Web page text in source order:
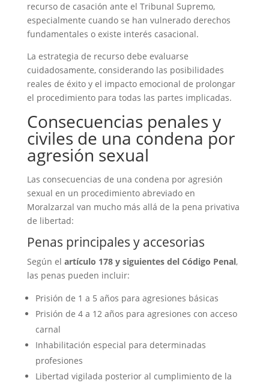
recurso de casación ante el Tribunal Supremo,
especialmente cuando se han vulnerado derechos
fundamentales o existe interés casacional.
La estrategia de recurso debe evaluarse
cuidadosamente, considerando las posibilidades
reales de éxito y el impacto emocional de prolongar
el procedimiento para todas las partes implicadas.
Consecuencias penales y
civiles de una condena por
agresión sexual
Las consecuencias de una condena por agresión
sexual en un procedimiento abreviado en
Moralzarzal van mucho más allá de la pena privativa
de libertad:
Penas principales y accesorias
Según el artículo 178 y siguientes del Código Penal,
las penas pueden incluir:
Prisión de 1 a 5 años para agresiones básicas
Prisión de 4 a 12 años para agresiones con acceso
carnal
Inhabilitación especial para determinadas
profesiones
Libertad vigilada posterior al cumplimiento de la